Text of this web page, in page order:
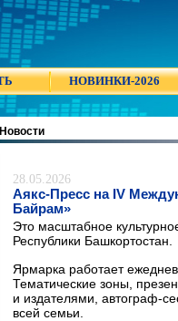
НОВИНКИ-2026
Новости
28.05.2026
Аякс-Пресс на IV
Байрам»
Это масштабное
Республики Башкортостан.
Ярмарка работает
Тематические зоны,
и издателями, автограф-
всей семьи.